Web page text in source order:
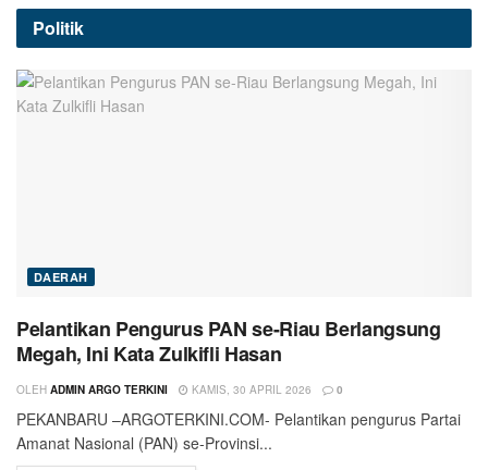
Politik
DAERAH
Pelantikan Pengurus PAN se-Riau Berlangsung
Megah, Ini Kata Zulkifli Hasan
OLEH ADMIN ARGO TERKINI KAMIS, 30 APRIL 2026 0
PEKANBARU –ARGOTERKINI.COM- Pelantikan pengurus Partai
Amanat Nasional (PAN) se-Provinsi...